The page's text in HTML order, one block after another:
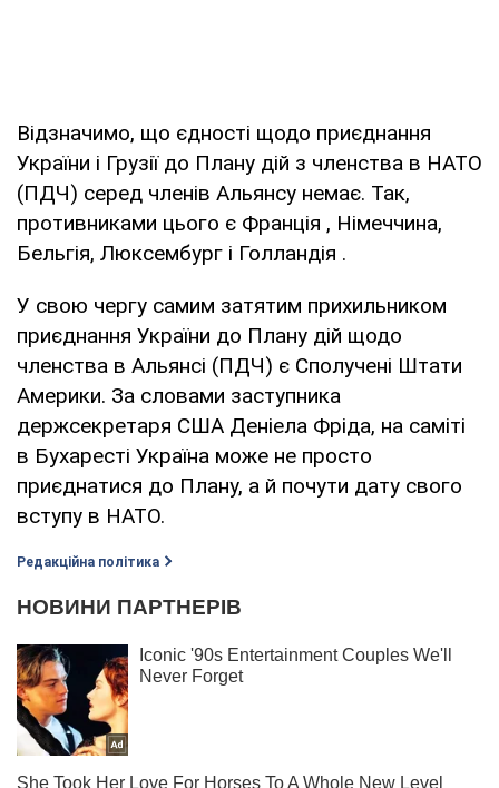
Відзначимо, що єдності щодо приєднання
України і Грузії до Плану дій з членства в НАТО
(ПДЧ) серед членів Альянсу немає. Так,
противниками цього є Франція , Німеччина,
Бельгія, Люксембург і Голландія .
У свою чергу самим затятим прихильником
приєднання України до Плану дій щодо
членства в Альянсі (ПДЧ) є Сполучені Штати
Америки. За словами заступника
держсекретаря США Деніела Фріда, на саміті
в Бухаресті Україна може не просто
приєднатися до Плану, а й почути дату свого
вступу в НАТО.
Редакційна політика